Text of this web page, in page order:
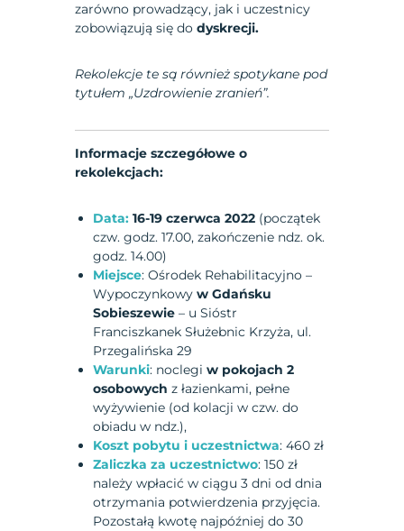
zarówno prowadzący, jak i uczestnicy
zobowiązują się dodyskrecji.
Rekolekcje te są również spotykane pod
tytułem „Uzdrowienie zranień”.
Informacje szczegółowe o
rekolekcjach:
Data: 16-19 czerwca 2022 (początek
czw. godz. 17.00, zakończenie ndz. ok.
godz. 14.00)
Miejsce: Ośrodek Rehabilitacyjno –
Wypoczynkowyw Gdańsku
Sobieszewie– u Sióstr
Franciszkanek Służebnic Krzyża, ul.
Przegalińska 29
Warunki: noclegiw pokojach 2
osobowych z łazienkami, pełne
wyżywienie (od kolacji w czw. do
obiadu w ndz.),
Koszt pobytu i uczestnictwa: 460 zł
Zaliczka za uczestnictwo: 150 zł
należy wpłacić w ciągu 3 dni od dnia
otrzymania potwierdzenia przyjęcia.
Pozostałą kwotę najpóźniej do 30